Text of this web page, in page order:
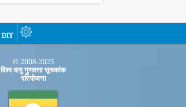
diy
© 2008-2025
विश्व वायु गुणवत्ता सूचकांक
परियोजना